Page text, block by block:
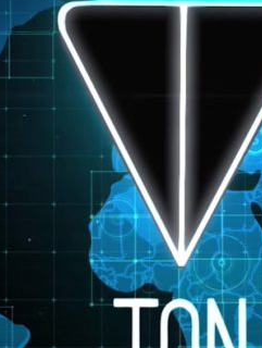
(недоступная ссылка — история).
миллионов долларов США